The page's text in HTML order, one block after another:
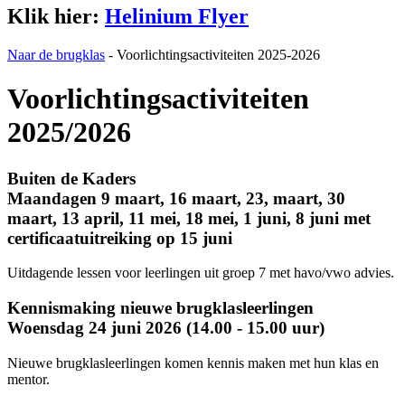
Klik hier: Helinium Flyer
Naar de brugklas - Voorlichtingsactiviteiten 2025-2026
Voorlichtingsactiviteiten
2025/2026
Buiten de Kaders
Maandagen 9 maart, 16 maart, 23, maart, 30
maart, 13 april, 11 mei, 18 mei, 1 juni, 8 juni met
certificaatuitreiking op 15 juni
Uitdagende lessen voor leerlingen uit groep 7 met havo/vwo advies.
Kennismaking nieuwe brugklasleerlingen
Woensdag 24 juni 2026 (14.00 - 15.00 uur)
Nieuwe brugklasleerlingen komen kennis maken met hun klas en
mentor.